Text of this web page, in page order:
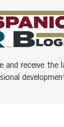
and receive the